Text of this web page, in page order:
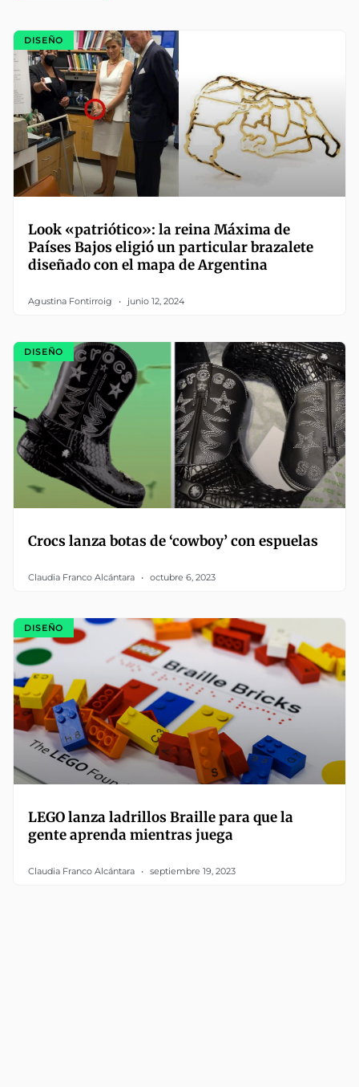
DISEÑO
Look «patriótico»: la reina Máxima de
Países Bajos eligió un particular brazalete
diseñado con el mapa de Argentina
Agustina Fontirroig junio 12, 2024
DISEÑO
Crocs lanza botas de ‘cowboy’ con espuelas
Claudia Franco Alcántara octubre 6, 2023
DISEÑO
LEGO lanza ladrillos Braille para que la
gente aprenda mientras juega
Claudia Franco Alcántara septiembre 19, 2023